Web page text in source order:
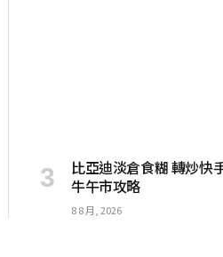
比亞迪淡倉食糊 轉炒快
牛午市攻略
8 8 月, 2026